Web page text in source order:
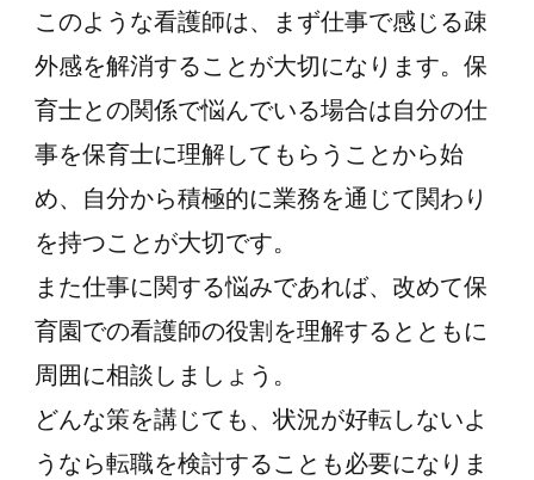
このような看護師は、まず仕事で感じる疎
外感を解消することが大切になります。保
育士との関係で悩んでいる場合は自分の仕
事を保育士に理解してもらうことから始
め、自分から積極的に業務を通じて関わり
を持つことが大切です。
また仕事に関する悩みであれば、改めて保
育園での看護師の役割を理解するとともに
周囲に相談しましょう。
どんな策を講じても、状況が好転しないよ
うなら転職を検討することも必要になりま